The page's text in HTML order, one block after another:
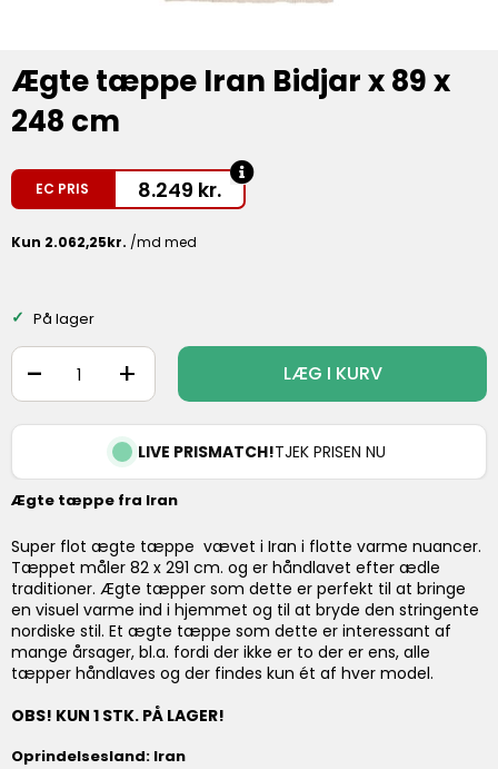
Ægte tæppe Iran Bidjar x 89 x
248 cm
EC PRIS 8.249 kr.
På lager
+
- LÆG I KURV
LIVE PRISMATCH!TJEK PRISEN NU
Ægte tæppe fra Iran
Super flot ægte tæppe vævet i Iran i flotte varme nuancer.
Tæppet måler 82 x 291 cm. og er håndlavet efter ædle
traditioner. Ægte tæpper som dette er perfekt til at bringe
en visuel varme ind i hjemmet og til at bryde den stringente
nordiske stil. Et ægte tæppe som dette er interessant af
mange årsager, bl.a. fordi der ikke er to der er ens, alle
tæpper håndlaves og der findes kun ét af hver model.
OBS! KUN 1 STK. PÅ LAGER!
Oprindelsesland: Iran